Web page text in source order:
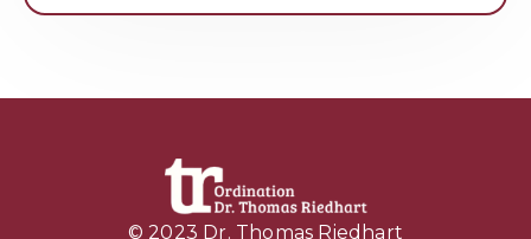
© 2023 Dr. Thomas Riedhart